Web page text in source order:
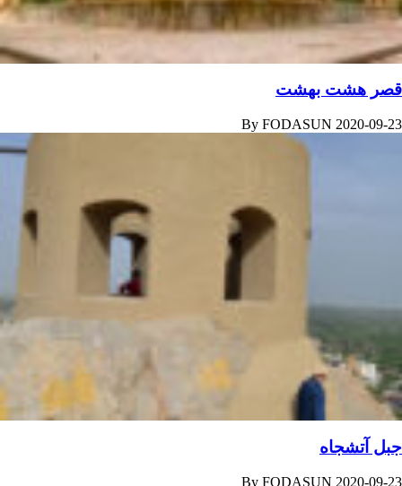
قصر هشت‌ بهشت
By FODASUN 2020-09-23
جبل آتشجاه
By FODASUN 2020-09-23